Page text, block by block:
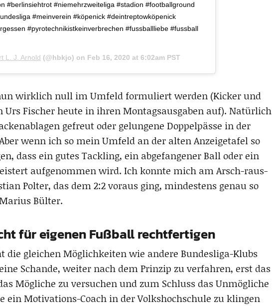
#berlinsiehtrot #niemehrzweiteliga #stadion #footballground
#meinverein #köpenick #deintreptowköpenick
#pyrotechnikistkeinverbrechen #fussballliebe #fussball
L. J. Arnold (@hbkjo) on Feb 16, 2020 at 6:02am PST
wirklich null im Umfeld formuliert werden (Kicker und
Urs Fischer heute in ihren Montagsausgaben auf). Natürlich
gefreut oder gelungene Doppelpässe in der
wenn ich so mein Umfeld an der alten Anzeigetafel so
dass ein gutes Tackling, ein abgefangener Ball oder ein
aufgenommen wird. Ich konnte mich am Arsch-raus-
Polter, das dem 2:2 voraus ging, mindestens genau so
Bülter.
für eigenen Fußball rechtfertigen
die gleichen Möglichkeiten wie andere Bundesliga-Klubs
Schande, weiter nach dem Prinzip zu verfahren, erst das
Mögliche zu versuchen und zum Schluss das Unmögliche
ein Motivations-Coach in der Volkshochschule zu klingen